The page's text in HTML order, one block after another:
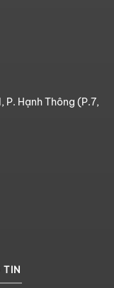
Hạnh Thông (P.7,
TIN